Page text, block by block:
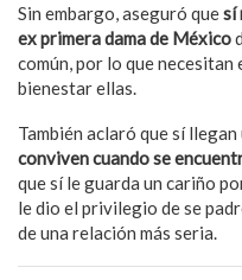
Sin embargo, aseguró quesí
ex primera dama de México
común, por lo que
bienestar ellas.
También aclaró que sí
conviven cuando se
que sí le guarda un cariño
le dio el privilegio de se
de una relación más seria.